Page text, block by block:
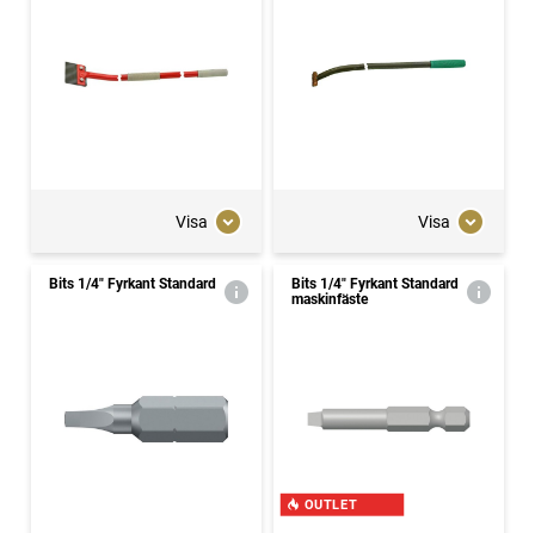
Visa Visa
Bits 1/4" Fyrkant Standard
Bits 1/4" Fyrkant Standard
maskinfäste
OUTLET